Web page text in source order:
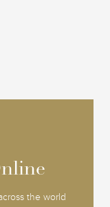
the world